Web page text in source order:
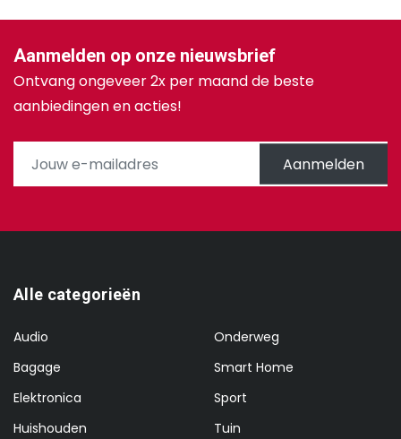
Aanmelden op onze nieuwsbrief
Ontvang ongeveer 2x per maand de beste
aanbiedingen en acties!
Aanmelden
Alle categorieën
Audio
Bagage
Elektronica
Huishouden
Onderweg
Smart Home
Sport
Tuin